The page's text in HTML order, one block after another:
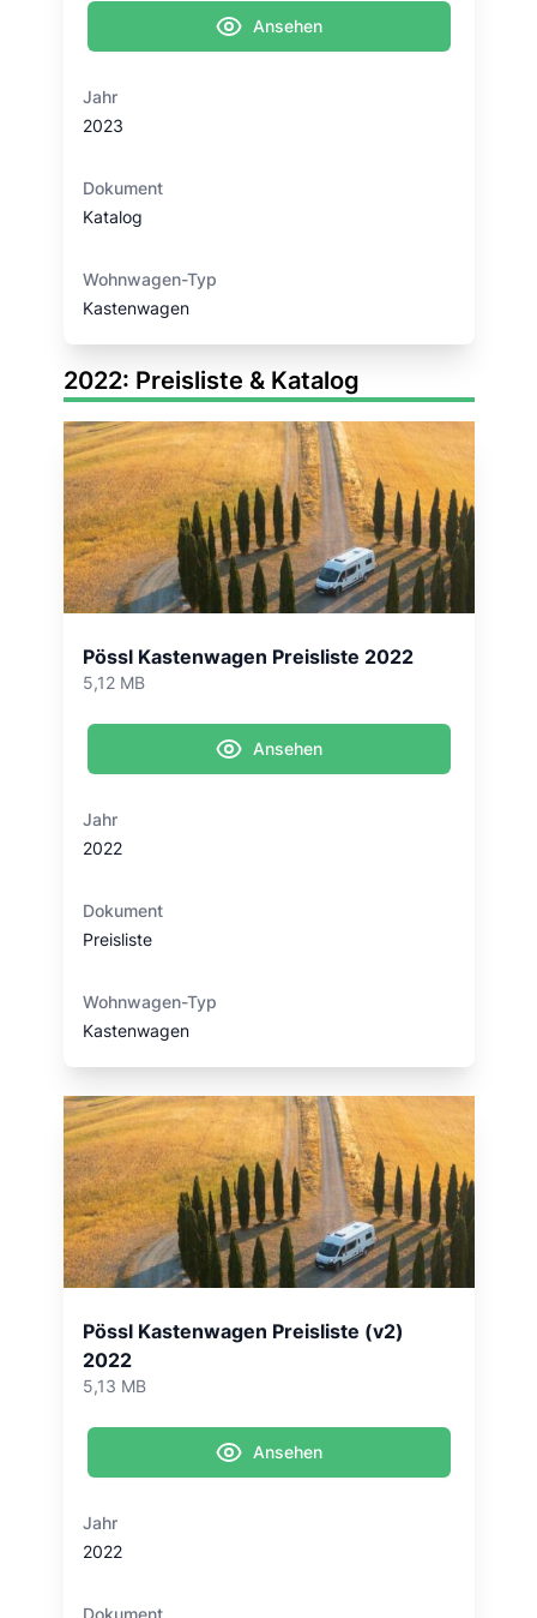
Ansehen
Jahr
2023
Dokument
Katalog
Wohnwagen-Typ
Kastenwagen
2022: Preisliste & Katalog
Pössl Kastenwagen Preisliste 2022
5,12 MB
Ansehen
Jahr
2022
Dokument
Preisliste
Wohnwagen-Typ
Kastenwagen
Pössl Kastenwagen Preisliste (v2)
2022
5,13 MB
Ansehen
Jahr
2022
Dokument